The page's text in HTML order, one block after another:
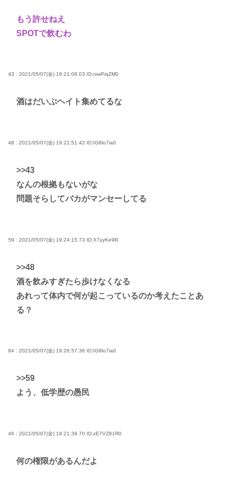
もう許せねえ
SPOTで飲むわ
43 : 2021/05/07(金) 19:21:08.03 ID:rvwPiqZM0
酒はだいぶヘイト集めてるな
48 : 2021/05/07(金) 19:21:51.42 ID:IG8lo7ia0
>>43
なんの根拠もないがな
問題そらしてバカがマンセーしてる
59 : 2021/05/07(金) 19:24:15.73 ID:X7yyKe9l0
>>48
酒を飲みすぎたら歩けなくなる
あれって体内で何が起こっているのか考えたことあ
る？
84 : 2021/05/07(金) 19:26:57.36 ID:IG8lo7ia0
>>59
よう、低学歴の愚民
46 : 2021/05/07(金) 19:21:39.70 ID:zE7VZ81R0
何の権限があるんだよ